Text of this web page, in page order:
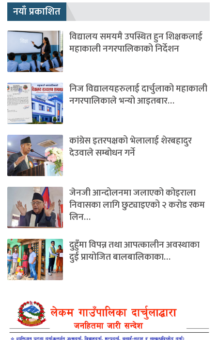
नयाँ प्रकाशित
विद्यालय समयमै उपस्थित हुन शिक्षकलाई
महाकाली नगरपालिकाको निर्देशन
निज विद्यालयहरुलाई दार्चुलाको महाकाली
नगरपालिकाले भन्यो आइतबार…
कांग्रेस इतरपक्षको भेलालाई शेरबहादुर
देउवाले सम्बोधन गर्ने
जेनजी आन्दोलनमा जलाएको कोइराला
निवासका लागि छुट्याइएको २ करोड रकम
लिन…
दुहुँमा विपन्न तथा आपत्कालीन अवस्थाका
दुई प्रायोजित बालबालिकाका…